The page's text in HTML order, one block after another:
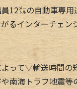
㍍の自動車専用
るインターチェ
って▽輸送時間
南海トラフ地震